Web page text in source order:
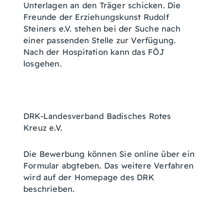
Unterlagen an den Träger schicken. Die
Freunde der Erziehungskunst Rudolf
Steiners e.V. stehen bei der Suche nach
einer passenden Stelle zur Verfügung.
Nach der Hospitation kann das FÖJ
losgehen.
DRK-Landesverband Badisches Rotes
Kreuz e.V.
Die Bewerbung können Sie online über ein
Formular abgteben. Das weitere Verfahren
wird auf der Homepage des DRK
beschrieben.